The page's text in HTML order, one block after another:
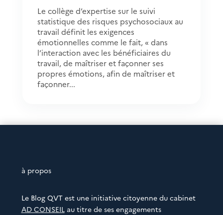
Le collège d’expertise sur le suivi
statistique des risques psychosociaux au
travail définit les exigences
émotionnelles comme le fait, « dans
l’interaction avec les bénéficiaires du
travail, de maîtriser et façonner ses
propres émotions, afin de maîtriser et
façonner...
à propos
Le Blog QVT est une initiative citoyenne du cabinet
AD CONSEILau titre de ses engagements